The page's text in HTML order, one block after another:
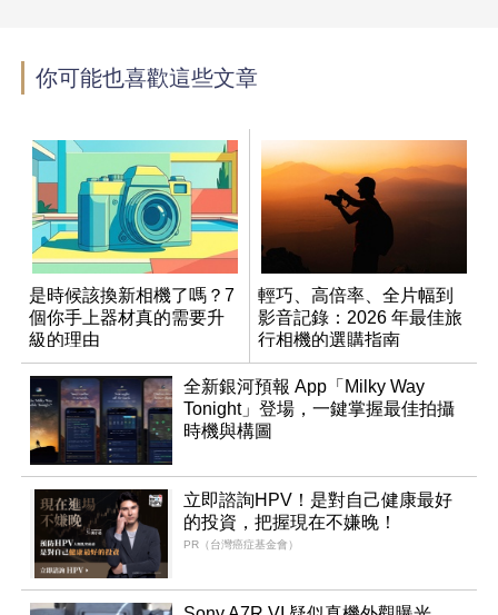
你可能也喜歡這些文章
是時候該換新相機了嗎？7
個你手上器材真的需要升
級的理由
輕巧、高倍率、全片幅到
影音記錄：2026 年最佳旅
行相機的選購指南
全新銀河預報 App「Milky Way
Tonight」登場，一鍵掌握最佳拍攝
時機與構圖
立即諮詢HPV！是對自己健康最好
的投資，把握現在不嫌晚！
PR（台灣癌症基金會）